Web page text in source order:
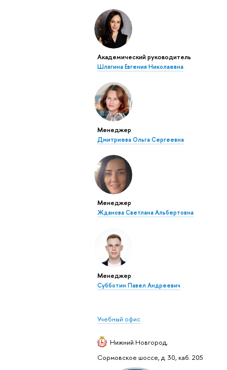
Академический руководитель
Шлягина Евгения Николаевна
Менеджер
Дмитриева Ольга Сергеевна
Менеджер
Жданова Светлана Альбертовна
Менеджер
Субботин Павел Андреевич
Учебный офис
Нижний Новгород,
Сормовское шоссе, д. 30, каб. 205